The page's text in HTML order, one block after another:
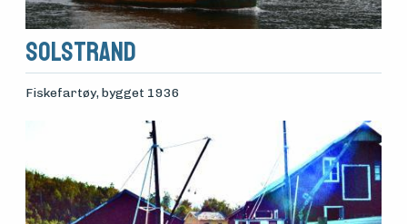
Solstrand
Fiskefartøy, bygget 1936